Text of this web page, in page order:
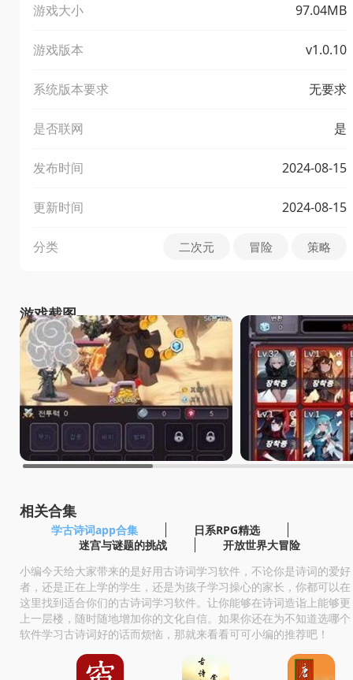
游戏大小 97.04MB
游戏版本 v1.0.10
系统版本要求 无要求
是否联网 是
发布时间 2024-08-15
更新时间 2024-08-15
分类 二次元 冒险 策略
游戏截图
相关合集
学古诗词app合集
日系RPG精选
迷宫与谜题的挑战
开放世界大冒险
小编今天给大家带来的是好用古诗词学习软件，不论你是诗词的爱好
者，还是正在上学的学生，还是为孩子学习操心的家长，你都可以在
这里找到适合你们的古诗词学习软件。让你能够在诗词造诣上能够更
上一层楼，随时随地增加你的文化自信。如果你还在为不知道选哪个
软件学习古诗词好的话而烦恼，那就来看看可可小编的推荐吧！